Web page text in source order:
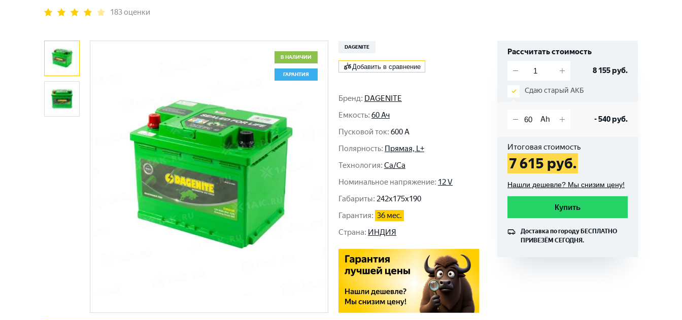
183 оценки
В НАЛИЧИИ
ГАРАНТИЯ
DAGENITE
Добавить в сравнение
Бренд: DAGENITE
Емкость: 60 Ач
Пусковой ток: 600 A
Полярность: Прямая, L+
Технология: Ca/Ca
Номинальное напряжение: 12 V
Габариты: 242x175x190
Гарантия: 36 мес.
Cтрана: ИНДИЯ
Рассчитать стоимость
8 155руб.
Сдаю старый АКБ
-540руб.
Итоговая стоимость
7 615 руб.
Нашли дешевле? Мы снизим цену!
Купить
Доставка по городу БЕСПЛАТНО
ПРИВЕЗЁМ СЕГОДНЯ.